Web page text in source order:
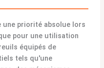
priorité absolue lors
pour une utilisation
équipés de
tels qu'une